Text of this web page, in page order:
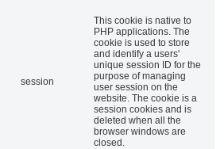
session
This cookie is native to
PHP applications. The
cookie is used to store
and identify a users'
unique session ID for the
purpose of managing
user session on the
website. The cookie is a
session cookies and is
deleted when all the
browser windows are
closed.